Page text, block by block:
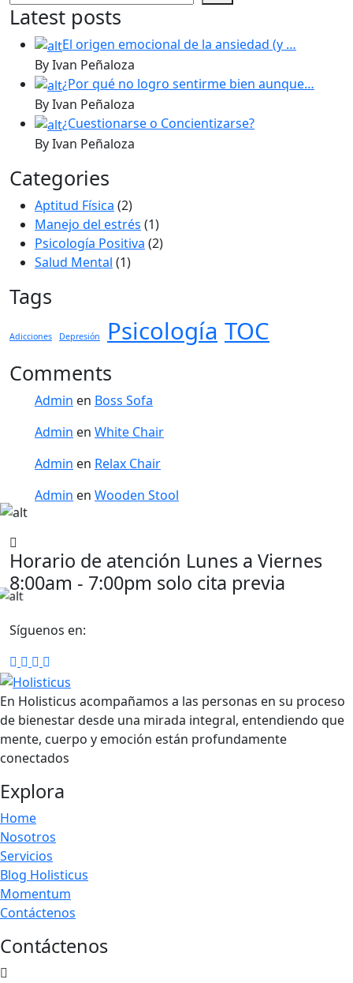
Latest posts
El origen emocional de la ansiedad (y …
By Ivan Peñaloza
¿Por qué no logro sentirme bien aunque…
By Ivan Peñaloza
¿Cuestionarse o Concientizarse?
By Ivan Peñaloza
Categories
Aptitud Física (2)
Manejo del estrés (1)
Psicología Positiva (2)
Salud Mental (1)
Tags
Adicciones Depresión Psicología TOC
Comments
Admin en Boss Sofa
Admin en White Chair
Admin en Relax Chair
Admin en Wooden Stool
Horario de atención Lunes a Viernes
8:00am - 7:00pm solo cita previa
Síguenos en:
En Holisticus acompañamos a las personas en su proceso
de bienestar desde una mirada integral, entendiendo que
mente, cuerpo y emoción están profundamente
conectados
Explora
Home
Nosotros
Servicios
Blog Holisticus
Momentum
Contáctenos
Contáctenos